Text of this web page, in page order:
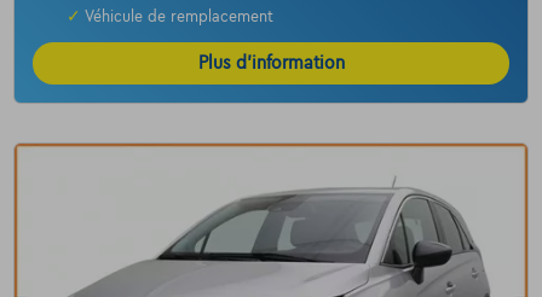
✓ Véhicule de remplacement
Plus d’information